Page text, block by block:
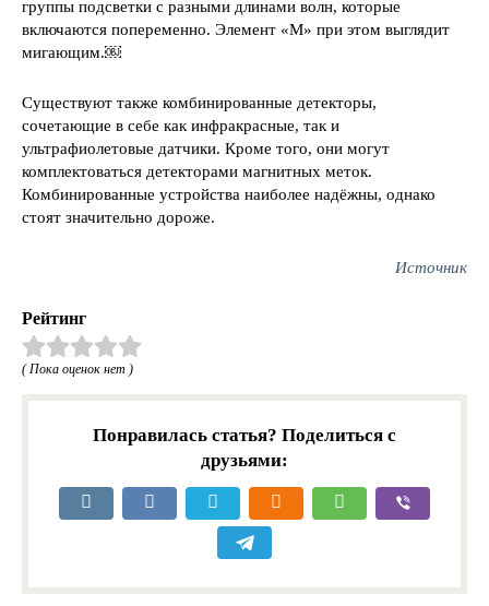
группы подсветки с разными длинами волн, которые
включаются попеременно. Элемент «М» при этом выглядит
мигающим.￼
Существуют также комбинированные детекторы,
сочетающие в себе как инфракрасные, так и
ультрафиолетовые датчики. Кроме того, они могут
комплектоваться детекторами магнитных меток.
Комбинированные устройства наиболее надёжны, однако
стоят значительно дороже.
Источник
Рейтинг
( Пока оценок нет )
Понравилась статья? Поделиться с
друзьями: